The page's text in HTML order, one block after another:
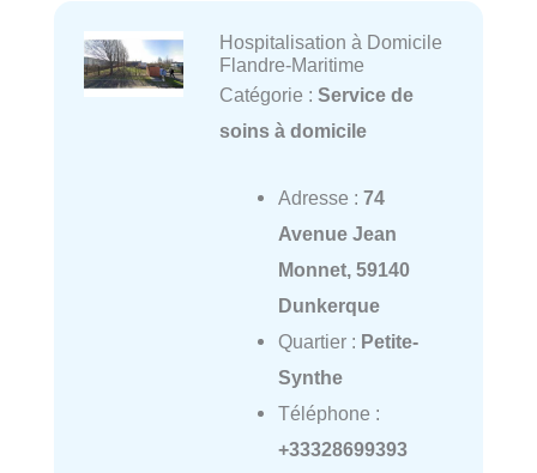
Hospitalisation à Domicile
Flandre-Maritime
Catégorie : Service de
soins à domicile
Adresse : 74
Avenue Jean
Monnet, 59140
Dunkerque
Quartier : Petite-
Synthe
Téléphone :
+33328699393